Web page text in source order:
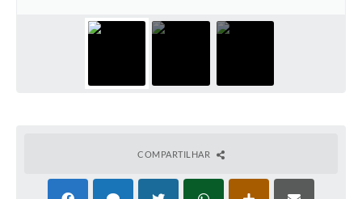
COMPARTILHAR